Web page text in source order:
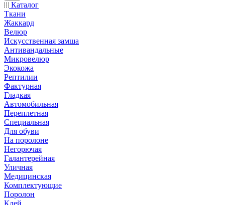
Каталог
Ткани
Жаккард
Велюр
Искусственная замша
Антивандальные
Микровелюр
Экокожа
Рептилии
Фактурная
Гладкая
Автомобильная
Переплетная
Специальная
Для обуви
На поролоне
Негорючая
Галантерейная
Уличная
Медицинская
Комплектующие
Поролон